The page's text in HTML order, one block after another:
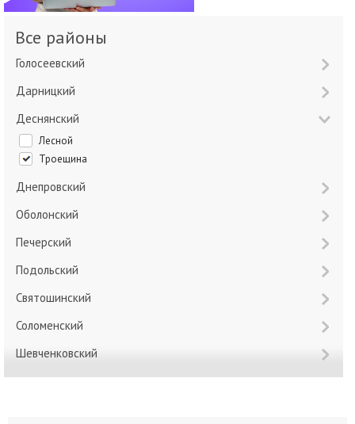
Все районы
Голосеевский
Дарницкий
Деснянский
Лесной
Троещина
Днепровский
Оболонский
Печерский
Подольский
Святошинский
Соломенский
Шевченковский